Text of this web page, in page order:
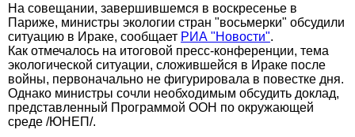
На совещании, завершившемся в воскресенье в
Париже, министры экологии стран "восьмерки" обсудили
ситуацию в Ираке, сообщает РИА "Новости".
Как отмечалось на итоговой пресс-конференции, тема
экологической ситуации, сложившейся в Ираке после
войны, первоначально не фигурировала в повестке дня.
Однако министры сочли необходимым обсудить доклад,
представленный Программой ООН по окружающей
среде /ЮНЕП/.